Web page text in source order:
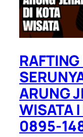
ARUNG
WISATA
0895-